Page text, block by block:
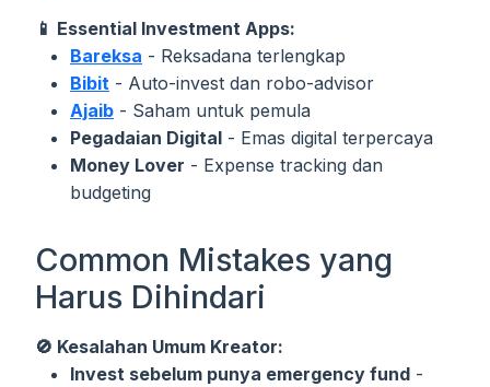
📱 Essential Investment Apps:
Bareksa - Reksadana terlengkap
Bibit - Auto-invest dan robo-advisor
Ajaib - Saham untuk pemula
Pegadaian Digital - Emas digital terpercaya
Money Lover - Expense tracking dan
budgeting
Common Mistakes yang
Harus Dihindari
🚫 Kesalahan Umum Kreator:
Invest sebelum punya emergency fund -